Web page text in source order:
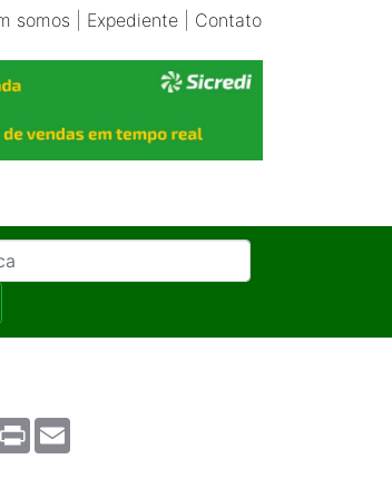
somos Expediente| Contato
Print